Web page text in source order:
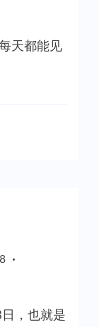
天都能见
，也就是